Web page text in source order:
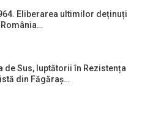
Eliberarea ultimilor deținuți
de Sus, luptătorii în Rezistența
din Făgăraș…